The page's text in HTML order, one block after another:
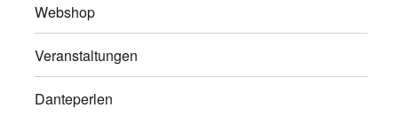
Webshop
Veranstaltungen
Danteperlen